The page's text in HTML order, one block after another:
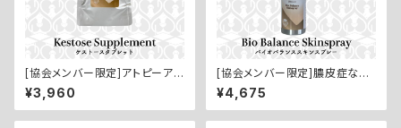
[協会メンバー限定]アトピーアレ
ルギーなどトラブル肌のインナ
ーケアに【Kestose Supplem
ent／オリゴ糖サプリメント：60
¥3,960
[協会メンバー限定]膿皮症など
のトラブル肌に。皮膚の常在菌
のバランスを整える【BioBalan
ce Skinspray／バイオバラン
¥4,675